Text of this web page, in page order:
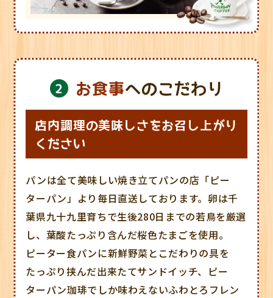
お食事へのこだわり
店内調理の美味しさをお召し上がり
ください
パンは全て美味しい焼き立てパンの店「ピー
ターパン」より毎日直送しております。卵は千
葉県九十九里育ちで生後280日までの若鳥を厳選
し、葉酸たっぷり含んだ桜色たまごを使用。
ピーター食パンに新鮮野菜とこだわりの具を
たっぷり挟んだ出来たてサンドイッチ、ピー
ターパン珈琲でしか味わえないふわとろフレン